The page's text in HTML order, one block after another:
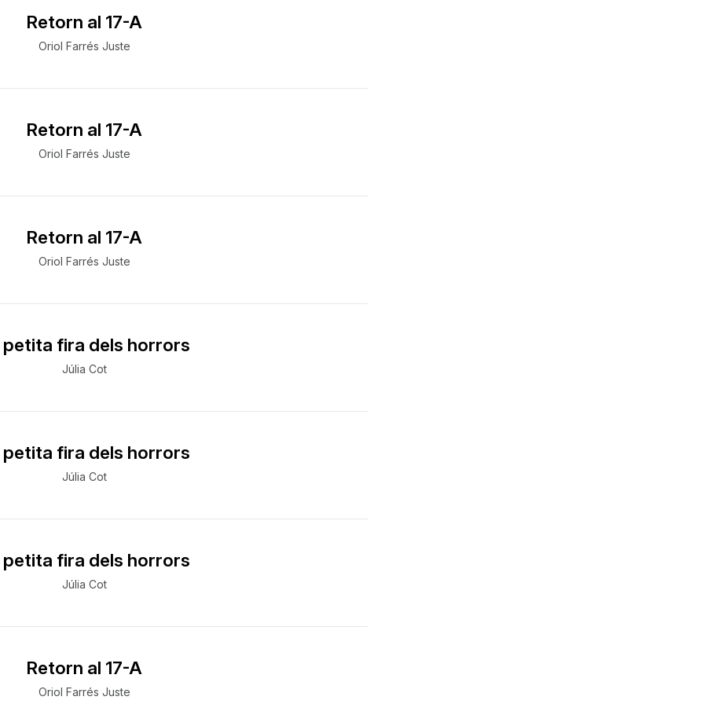
Retorn al 17-A
Oriol Farrés Juste
Retorn al 17-A
Oriol Farrés Juste
Retorn al 17-A
Oriol Farrés Juste
petita fira dels horrors
Júlia Cot
petita fira dels horrors
Júlia Cot
petita fira dels horrors
Júlia Cot
Retorn al 17-A
Oriol Farrés Juste